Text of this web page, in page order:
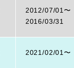
2012/07/01〜
2016/03/31
2021/02/01〜